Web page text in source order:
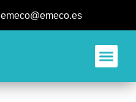
emeco@emeco.es